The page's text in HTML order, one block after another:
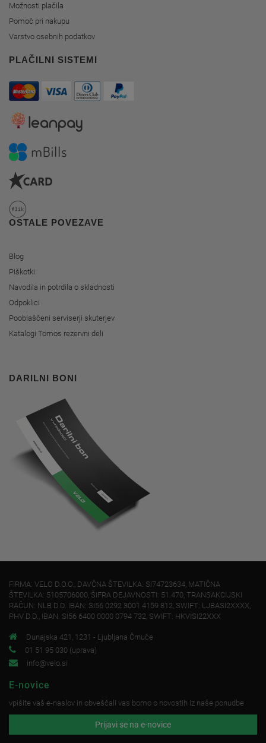
Možnosti plačila
Pomoč pri nakupu
Varstvo osebnih podatkov
PLAČILNI SISTEMI
OSTALE POVEZAVE
Blog
Piškotki
Navodila in potrdila o skladnosti
Odpoklici
Pooblaščeni serviserji skuterjev
Katalogi Tomos rezervni deli
DARILNI BONI
FIRMA: VELO D.O.O., DAVČNA ŠTEVILKA: SI74723634, MATIČNA
ŠTEVILKA: 5105706000, ŠIFRA DEJAVNOSTI: 51.470, TRANSAKCIJSKI
RAČUN: NLB D.D. IBAN: SI56 0292 3001 4159 812, SWIFT: LJBASI2XXXX,
PHV D.D., IBAN: SI56 6400 0000 0794 732, SWIFT: HKVISI22XXX
Dunajska 421, 1231 - Ljubljana Črnuče
01 51 95 030 (uprava)
info@velo.si
E-novice
vpišite vaš e-naslov in obveščali vas bomo o novostih iz naše ponudbe
Prijavi se na e-novice